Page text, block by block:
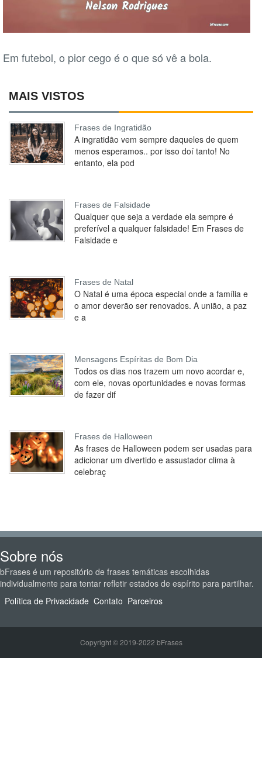
Em futebol, o pior cego é o que só vê a bola.
MAIS VISTOS
Frases de Ingratidão
A ingratidão vem sempre daqueles de quem
menos esperamos.. por isso doí tanto! No
entanto, ela pod
Frases de Falsidade
Qualquer que seja a verdade ela sempre é
preferível a qualquer falsidade! Em Frases de
Falsidade e
Frases de Natal
O Natal é uma época especial onde a família e
o amor deverão ser renovados. A união, a paz
e a
Mensagens Espíritas de Bom Dia
Todos os dias nos trazem um novo acordar e,
com ele, novas oportunidades e novas formas
de fazer dif
Frases de Halloween
As frases de Halloween podem ser usadas para
adicionar um divertido e assustador clima à
celebraç
Sobre nós
bFrases é um repositório de frases temáticas escolhidas
individualmente para tentar refletir estados de espírito para partilhar.
Política de Privacidade Contato Parceiros
Copyright © 2019-2022 bFrases